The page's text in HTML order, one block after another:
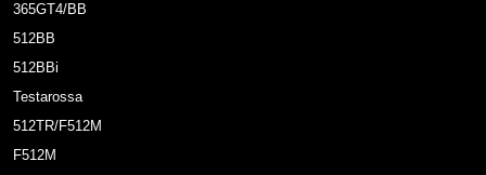
365GT4/BB
512BB
512BBi
Testarossa
512TR/F512M
F512M